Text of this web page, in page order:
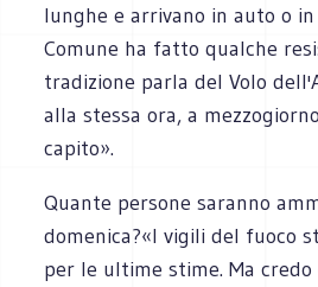
lunghe e arrivano in auto o
Comune ha fatto qualche
tradizione parla del Volo
alla stessa ora, a
capito».
Quante persone saranno
domenica?«I vigili del fuoco
per le ultime stime. Ma